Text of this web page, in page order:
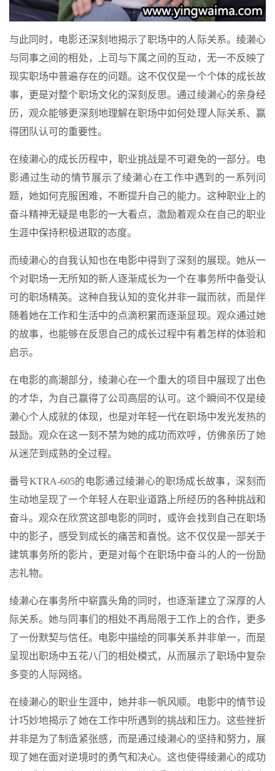
与此同时，电影还深刻地揭示了职场中的人际关系。绫濑心
与同事之间的相处，上司与下属之间的互动，无一不反映了
现实职场中普遍存在的问题。这不仅仅是一个个体的成长故
事，更是对整个职场文化的深刻反思。通过绫濑心的亲身经
历，观众能够更深刻地理解在职场中如何处理人际关系、赢
得团队认可的重要性。
在绫濑心的成长历程中，职业挑战是不可避免的一部分。电
影通过生动的情节展示了绫濑心在工作中遇到的一系列问
题，她如何克服困难，不断提升自己的能力。这种职业上的
奋斗精神无疑是电影的一大看点，激励着观众在自己的职业
生涯中保持积极进取的态度。
而绫濑心的自我认知也在电影中得到了深刻的展现。她从一
个对职场一无所知的新人逐渐成长为一个在事务所中备受认
可的职场精英。这种自我认知的变化并非一蹴而就，而是伴
随着她在工作和生活中的点滴积累而逐渐显现。观众通过她
的故事，也能够在反思自己的成长过程中有着怎样的体验和
启示。
在电影的高潮部分，绫濑心在一个重大的项目中展现了出色
的才华，为自己赢得了公司高层的认可。这个瞬间不仅是绫
濑心个人成就的体现，也是对年轻一代在职场中发光发热的
鼓励。观众在这一刻不禁为她的成功而欢呼，仿佛亲历了她
从迷茫到成熟的全过程。
番号KTRA-605的电影通过绫濑心的职场成长故事，深刻而
生动地呈现了一个年轻人在职业道路上所经历的各种挑战和
奋斗。观众在欣赏这部电影的同时，或许会找到自己在职场
中的影子，感受到成长的痛苦和喜悦。这不仅仅是一部关于
建筑事务所的影片，更是对每个在职场中奋斗的人的一份励
志礼物。
绫濑心在事务所中崭露头角的同时，也逐渐建立了深厚的人
际关系。她与同事们的相处不再局限于工作上的合作，更多
了一份默契与信任。电影中描绘的同事关系并非单一，而是
呈现出职场中五花八门的相处模式，从而展示了职场中复杂
多变的人际网络。
在绫濑心的职业生涯中，她并非一帆风顺。电影中的情节设
计巧妙地揭示了她在工作中所遇到的挑战和压力。这些挫折
并非是为了制造紧张感，而是通过绫濑心的坚持和努力，展
现了她在面对逆境时的勇气和决心。这也使得绫濑心的成功